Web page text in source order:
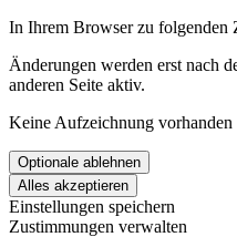
In Ihrem Browser zu folgenden
Änderungen werden erst nach
anderen Seite aktiv.
Keine Aufzeichnung vorhanden
Einstellungen speichern
Zustimmungen verwalten